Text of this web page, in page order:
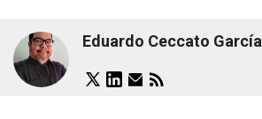
Eduardo Ceccato García